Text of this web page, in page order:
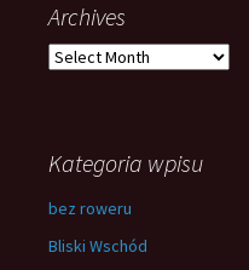
Archives
Archives
Kategoria wpisu
bez roweru
Bliski Wschód